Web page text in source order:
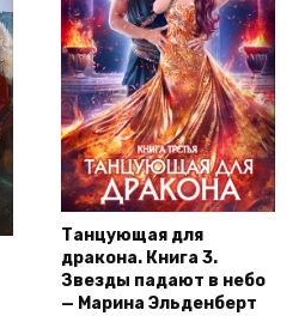
Танцующая для
дракона. Книга 3.
Звезды падают в небо
— Марина Эльденберт